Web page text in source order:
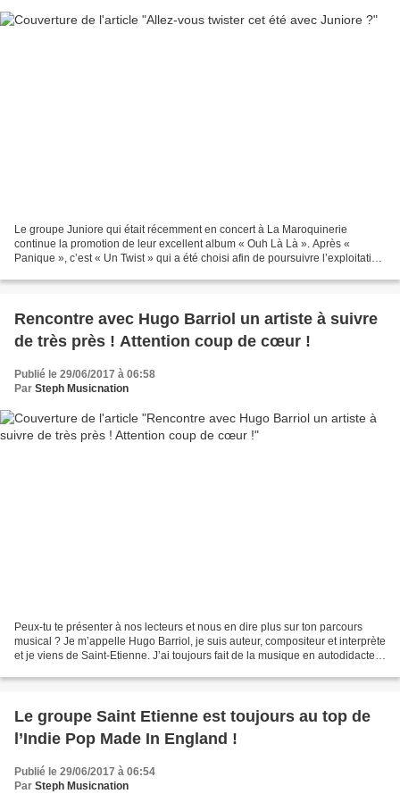
Le groupe Juniore qui était récemment en concert à La Maroquinerie
continue la promotion de leur excellent album « Ouh Là Là ». Après «
Panique », c’est « Un Twist » qui a été choisi afin de poursuivre l’exploitation
Rencontre avec Hugo Barriol un artiste à suivre
de très près ! Attention coup de cœur !
Publié le 29/06/2017 à 06:58
Par Steph Musicnation
Peux-tu te présenter à nos lecteurs et nous en dire plus sur ton parcours
musical ? Je m’appelle Hugo Barriol, je suis auteur, compositeur et interprète
et je viens de Saint-Etienne. J’ai toujours fait de la musique en autodidacte
Le groupe Saint Etienne est toujours au top de
l’Indie Pop Made In England !
Publié le 29/06/2017 à 06:54
Par Steph Musicnation